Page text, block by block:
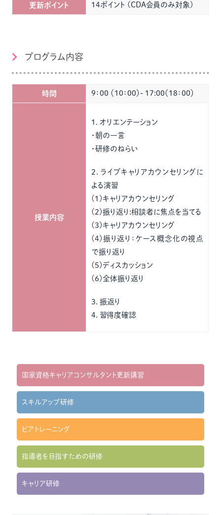
更新ポイント 14ポイント (CDA会員のみ対象)
プログラム内容
時間 9：00 （10：00）- 17:00（18：00）
授業内容
1．オリエンテーション
・朝の一言
・研修のねらい
2．ライブキャリアカウンセリングに
よる演習
(1)キャリアカウンセリング
(2)振り返り:相談者に焦点を当てる
(3)キャリアカウンセリング
(4)振り返り：ケース概念化の視点
で振り返り
(5)ディスカッション
(6)全体振り返り
3．振返り
4．習得度確認
国家資格キャリアコンサルタント更新講習
スキルアップ研修
ピアトレーニング
指導者を目指すための研修
キャリア研修